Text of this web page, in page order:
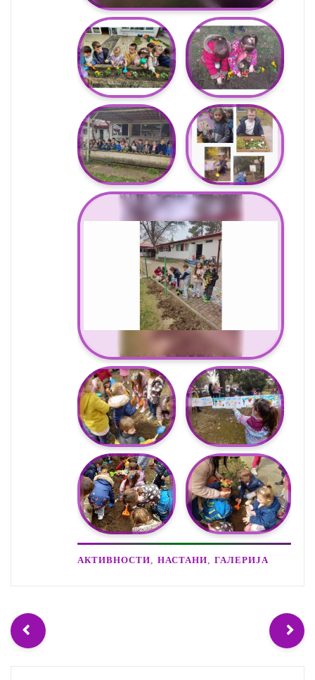
АКТИВНОСТИ,НАСТАНИ,ГАЛЕРИЈА